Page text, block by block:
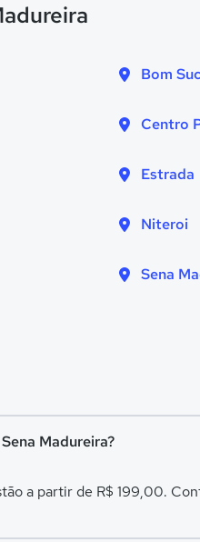
Bom
Centro
Estrada
Niteroi
Sena
Madureira?
a partir de R$ 199,00.